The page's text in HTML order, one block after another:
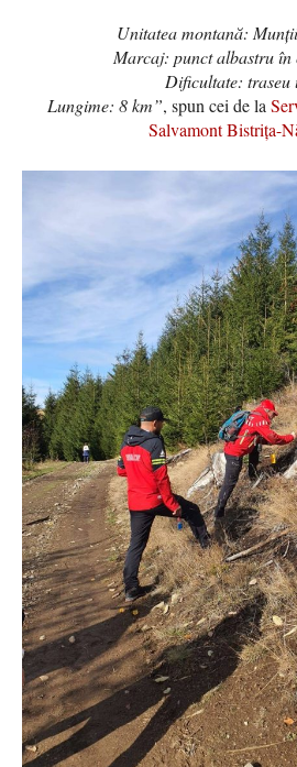
Unitatea montană:
Marcaj: punct albastru în
Dificultate: traseu
Lungime: 8 km”, spun cei de la
Salvamont Bistrița-